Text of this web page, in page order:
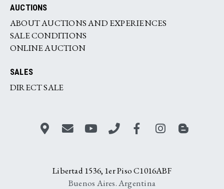
AUCTIONS
ABOUT AUCTIONS AND EXPERIENCES
SALE CONDITIONS
ONLINE AUCTION
SALES
DIRECT SALE
Libertad 1536, 1er Piso C1016ABF
Buenos Aires. Argentina